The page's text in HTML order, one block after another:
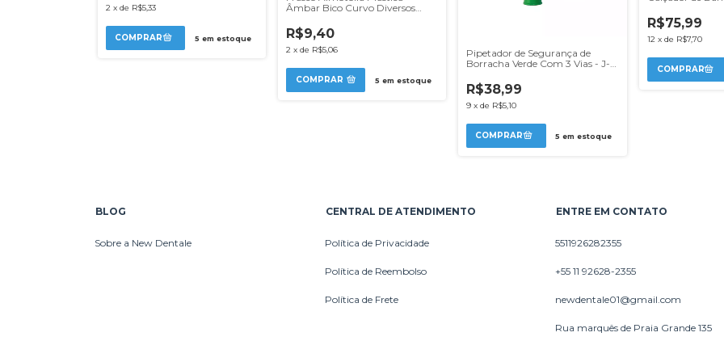
2 x de R$5,33
5 em estoque
Âmbar Bico Curvo Diversos
R$9,40
2 xde R$5,06
COMPRAR 5 em estoque
Pipetador de Segurança de
Borracha Verde Com 3 Vias - J-
R$38,99
9 xde R$5,10
5 em estoque
R$75,99
12 x de R$7,70
BLOG
Sobre a New Dentale
CENTRAL DE ATENDIMENTO
Política de Privacidade
Política de Reembolso
Política de Frete
ENTRE EM CONTATO
5511926282355
+55 11 92628-2355
newdentale01@gmail.com
Rua marquês de Praia Grande 135